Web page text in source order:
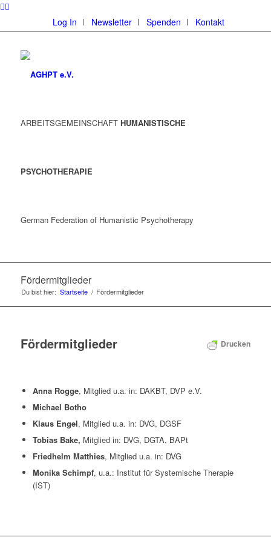
Log In Newsletter Spenden Kontakt
ARBEITSGEMEINSCHAFT HUMANISTISCHE
PSYCHOTHERAPIE
German Federation of Humanistic Psychotherapy
Fördermitglieder
Du bist hier: Startseite / Fördermitglieder
Drucken
Fördermitglieder
Anna Rogge, Mitglied u.a. in: DAKBT, DVP e.V.
Michael Botho
Klaus Engel, Mitglied u.a. in: DVG, DGSF
Tobias Bake, Mitglied in: DVG, DGTA, BAPt
Friedhelm Matthies, Mitglied u.a. in: DVG
Monika Schimpf, u.a.: Institut für Systemische Therapie
(IST)